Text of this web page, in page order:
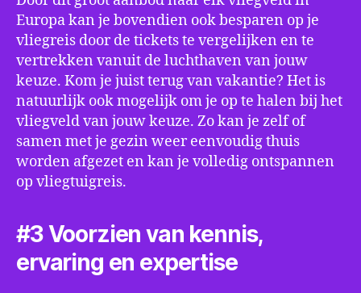
Europa kan je bovendien ook besparen op je
vliegreis door de tickets te vergelijken en te
vertrekken vanuit de luchthaven van jouw
keuze. Kom je juist terug van vakantie? Het is
natuurlijk ook mogelijk om je op te halen bij het
vliegveld van jouw keuze. Zo kan je zelf of
samen met je gezin weer eenvoudig thuis
worden afgezet en kan je volledig ontspannen
op vliegtuigreis.
#3 Voorzien van kennis,
ervaring en expertise